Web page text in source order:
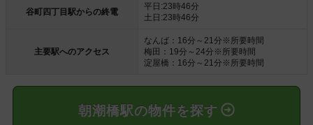
谷町四丁目駅からの終電
平日:23時46分
土日:23時46分
主要駅へのアクセス
なんば：16分～21分※所要時間
梅田：19分～24分※所要時間
淀屋橋：16分～21分※所要時間
朝潮橋駅の物件を探す